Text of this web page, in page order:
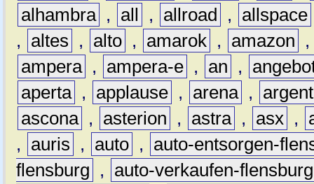
alhambra , all , allroad , allspace
,
altes , alto , amarok , amazon
ampera , ampera-e , an ,
aperta , applause , arena ,
ascona , asterion , astra , asx ,
,
auris , auto ,
auto-entsorgen-
flensburg
,
auto-verkaufen-flensburg